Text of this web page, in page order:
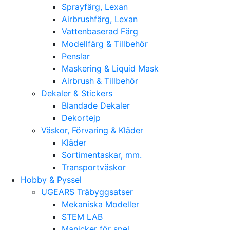
Sprayfärg, Lexan
Airbrushfärg, Lexan
Vattenbaserad Färg
Modellfärg & Tillbehör
Penslar
Maskering & Liquid Mask
Airbrush & Tillbehör
Dekaler & Stickers
Blandade Dekaler
Dekortejp
Väskor, Förvaring & Kläder
Kläder
Sortimentaskar, mm.
Transportväskor
Hobby & Pyssel
UGEARS Träbyggsatser
Mekaniska Modeller
STEM LAB